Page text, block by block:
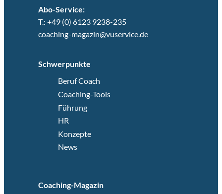
Abo-Service:
T.: +49 (0) 6123 9238-235
coaching-magazin@vuservice.de
Schwerpunkte
Beruf Coach
Coaching-Tools
Führung
HR
Konzepte
News
Coaching-Magazin